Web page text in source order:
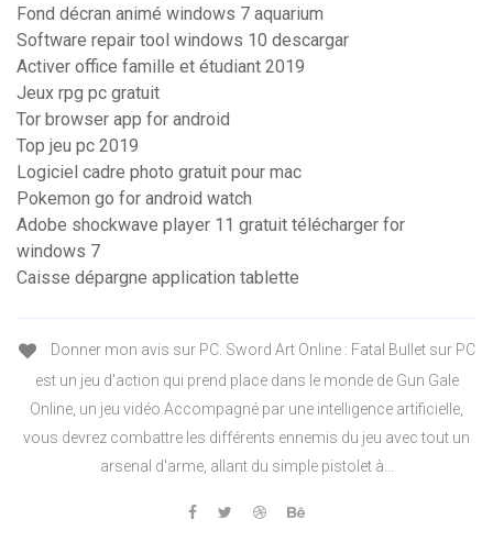
Fond décran animé windows 7 aquarium
Software repair tool windows 10 descargar
Activer office famille et étudiant 2019
Jeux rpg pc gratuit
Tor browser app for android
Top jeu pc 2019
Logiciel cadre photo gratuit pour mac
Pokemon go for android watch
Adobe shockwave player 11 gratuit télécharger for
windows 7
Caisse dépargne application tablette
Donner mon avis sur PC. Sword Art Online : Fatal Bullet sur PC
est un jeu d'action qui prend place dans le monde de Gun Gale
Online, un jeu vidéo Accompagné par une intelligence artificielle,
vous devrez combattre les différents ennemis du jeu avec tout un
arsenal d'arme, allant du simple pistolet à...